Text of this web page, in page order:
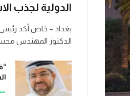
الدولية لجذب
الدكتور المهندس